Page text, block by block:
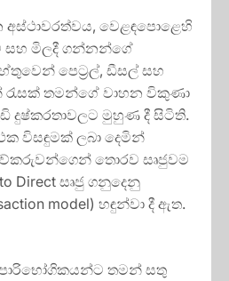
වෙළඳපොළෙහි
සහ මිලදී ගන්නන්ගේ
පෙට්‍රල්, ඩීසල් සහ
රැසක් තමන්ගේ වාහන විකුණා
දුෂ්කරතාවලට මුහුණ දී සිටිති.
විසඳුමක් ලබා දෙමින්
තොරව සෘජුවම
Direct සෘජු ගනුදෙනු
model) හඳුන්වා දී ඇත.
තමන් සතු